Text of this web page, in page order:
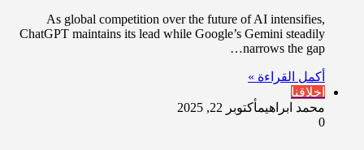
As global competition over the future of AI intensifies,
ChatGPT maintains its lead while Google’s Gemini steadily
narrows the gap…
أكمل القراءة »
اخلاقنا
محمد ابراهيمأكتوبر 22, 2025
0